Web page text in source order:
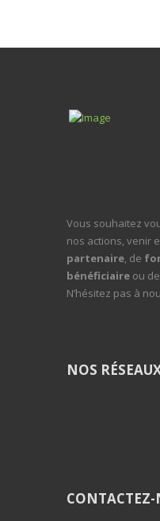
Vous souhaitez
nos actions, venir
partenaire, de
bénéficiaire ou de
N’hésitez pas à
NOS
CONTACTEZ-